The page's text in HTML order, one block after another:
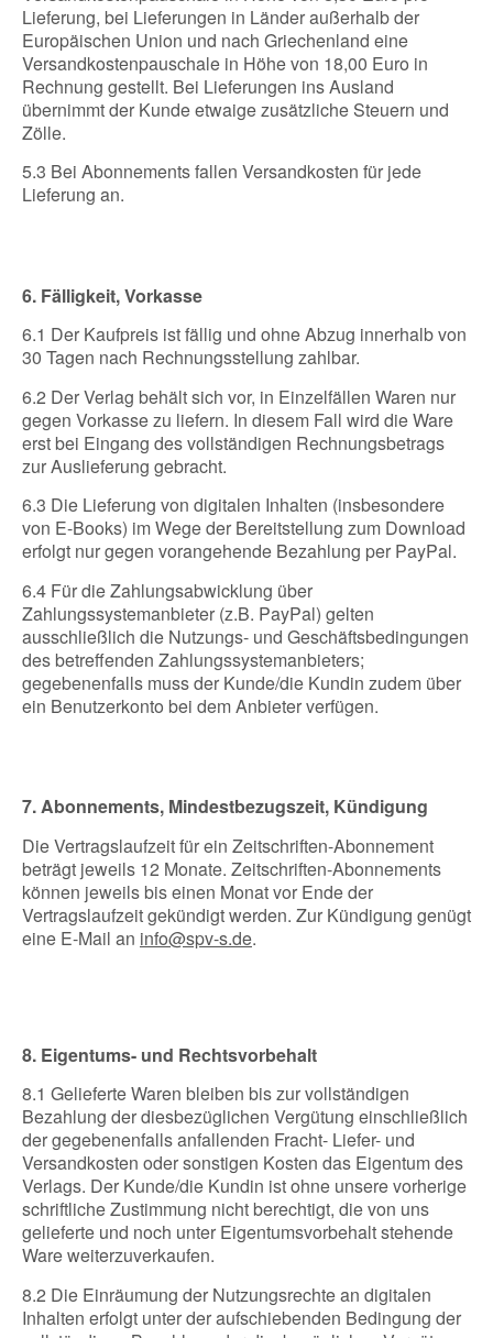
Lieferung, bei Lieferungen in Länder außerhalb der
Europäischen Union und nach Griechenland eine
Versandkostenpauschale in Höhe von 18,00 Euro in
Rechnung gestellt. Bei Lieferungen ins Ausland
übernimmt der Kunde etwaige zusätzliche Steuern und
Zölle.
5.3 Bei Abonnements fallen Versandkosten für jede
Lieferung an.
6. Fälligkeit, Vorkasse
6.1 Der Kaufpreis ist fällig und ohne Abzug innerhalb von
30 Tagen nach Rechnungsstellung zahlbar.
6.2 Der Verlag behält sich vor, in Einzelfällen Waren nur
gegen Vorkasse zu liefern. In diesem Fall wird die Ware
erst bei Eingang des vollständigen Rechnungsbetrags
zur Auslieferung gebracht.
6.3 Die Lieferung von digitalen Inhalten (insbesondere
von E-Books) im Wege der Bereitstellung zum Download
erfolgt nur gegen vorangehende Bezahlung per PayPal.
6.4 Für die Zahlungsabwicklung über
Zahlungssystemanbieter (z.B. PayPal) gelten
ausschließlich die Nutzungs- und Geschäftsbedingungen
des betreffenden Zahlungssystemanbieters;
gegebenenfalls muss der Kunde/die Kundin zudem über
ein Benutzerkonto bei dem Anbieter verfügen.
7. Abonnements, Mindestbezugszeit, Kündigung
Die Vertragslaufzeit für ein Zeitschriften-Abonnement
beträgt jeweils 12 Monate. Zeitschriften-Abonnements
können jeweils bis einen Monat vor Ende der
Vertragslaufzeit gekündigt werden. Zur Kündigung genügt
eine E-Mail an info@spv-s.de.
8. Eigentums- und Rechtsvorbehalt
8.1 Gelieferte Waren bleiben bis zur vollständigen
Bezahlung der diesbezüglichen Vergütung einschließlich
der gegebenenfalls anfallenden Fracht- Liefer- und
Versandkosten oder sonstigen Kosten das Eigentum des
Verlags. Der Kunde/die Kundin ist ohne unsere vorherige
schriftliche Zustimmung nicht berechtigt, die von uns
gelieferte und noch unter Eigentumsvorbehalt stehende
Ware weiterzuverkaufen.
8.2 Die Einräumung der Nutzungsrechte an digitalen
Inhalten erfolgt unter der aufschiebenden Bedingung der